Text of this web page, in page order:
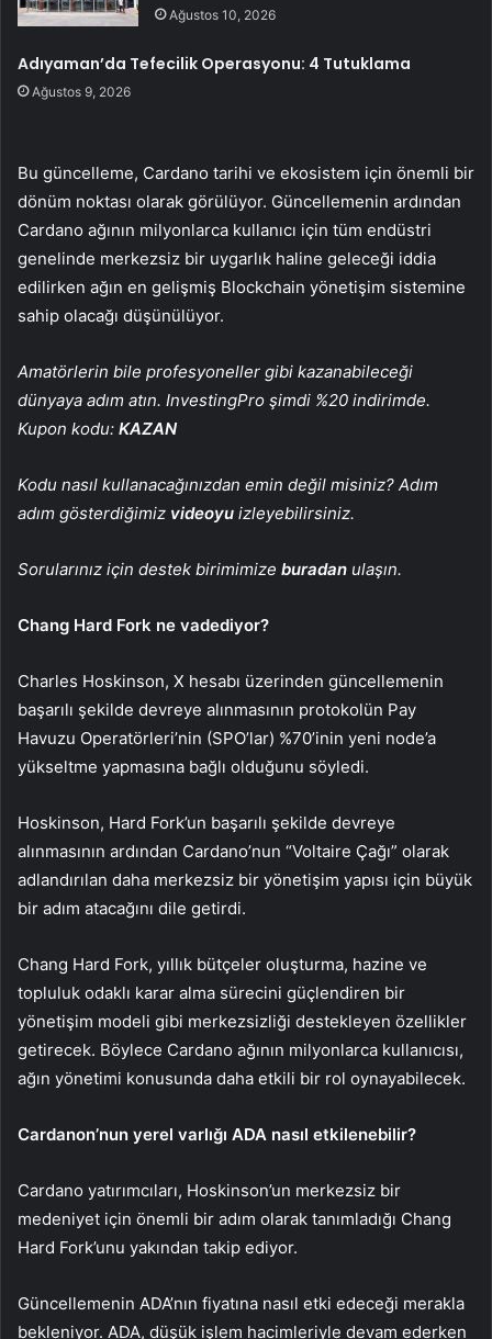
Ağustos 10, 2026
Adıyaman’da Tefecilik Operasyonu: 4 Tutuklama
Ağustos 9, 2026
Bu güncelleme, Cardano tarihi ve ekosistem için önemli bir
dönüm noktası olarak görülüyor. Güncellemenin ardından
Cardano ağının milyonlarca kullanıcı için tüm endüstri
genelinde merkezsiz bir uygarlık haline geleceği iddia
edilirken ağın en gelişmiş Blockchain yönetişim sistemine
sahip olacağı düşünülüyor.
Amatörlerin bile profesyoneller gibi kazanabileceği
dünyaya adım atın. InvestingPro şimdi %20 indirimde.
Kupon kodu: KAZAN
Kodu nasıl kullanacağınızdan emin değil misiniz? Adım
adım gösterdiğimiz videoyu izleyebilirsiniz.
Sorularınız için destek birimimize buradan ulaşın.
Chang Hard Fork ne vadediyor?
Charles Hoskinson, X hesabı üzerinden güncellemenin
başarılı şekilde devreye alınmasının protokolün Pay
Havuzu Operatörleri’nin (SPO’lar) %70’inin yeni node’a
yükseltme yapmasına bağlı olduğunu söyledi.
Hoskinson, Hard Fork’un başarılı şekilde devreye
alınmasının ardından Cardano’nun “Voltaire Çağı” olarak
adlandırılan daha merkezsiz bir yönetişim yapısı için büyük
bir adım atacağını dile getirdi.
Chang Hard Fork, yıllık bütçeler oluşturma, hazine ve
topluluk odaklı karar alma sürecini güçlendiren bir
yönetişim modeli gibi merkezsizliği destekleyen özellikler
getirecek. Böylece Cardano ağının milyonlarca kullanıcısı,
ağın yönetimi konusunda daha etkili bir rol oynayabilecek.
Cardanon’nun yerel varlığı ADA nasıl etkilenebilir?
Cardano yatırımcıları, Hoskinson’un merkezsiz bir
medeniyet için önemli bir adım olarak tanımladığı Chang
Hard Fork’unu yakından takip ediyor.
Güncellemenin ADA’nın fiyatına nasıl etki edeceği merakla
bekleniyor. ADA, düşük işlem hacimleriyle devam ederken